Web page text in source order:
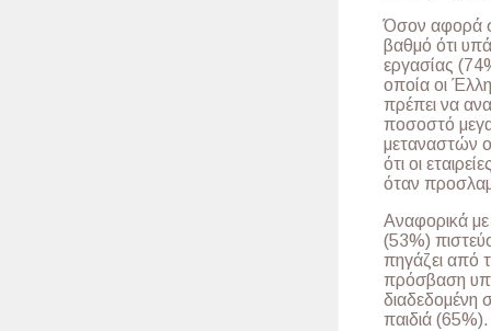
Όσον αφορά
βαθμό ότι
εργασίας
οποία οι
πρέπει να
ποσοστό
μεταναστών
ότι οι
όταν
Αναφορικά με
(53%)
πηγάζει από
πρόσβαση
διαδεδομένη
παιδιά (65%).